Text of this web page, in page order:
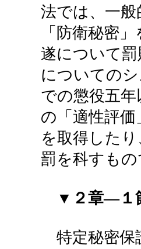
法では、一
「防衛秘密
遂について
についての
での懲役五
の「適性評
を取得した
罰を科すもの
▼２章―１
特定秘密保